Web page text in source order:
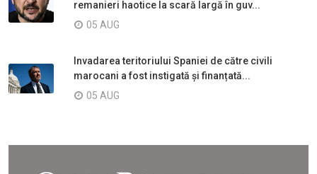
remanieri haotice la scară largă în guv...
05 AUG
Invadarea teritoriului Spaniei de către civili
marocani a fost instigată și finanțată...
05 AUG